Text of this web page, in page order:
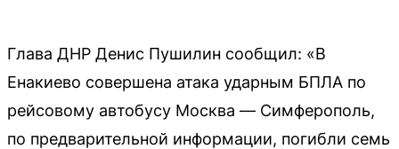
Глава ДНР Денис Пушилин сообщил: «В
Енакиево совершена атака ударным БПЛА по
рейсовому автобусу Москва — Симферополь,
по предварительной информации, погибли семь